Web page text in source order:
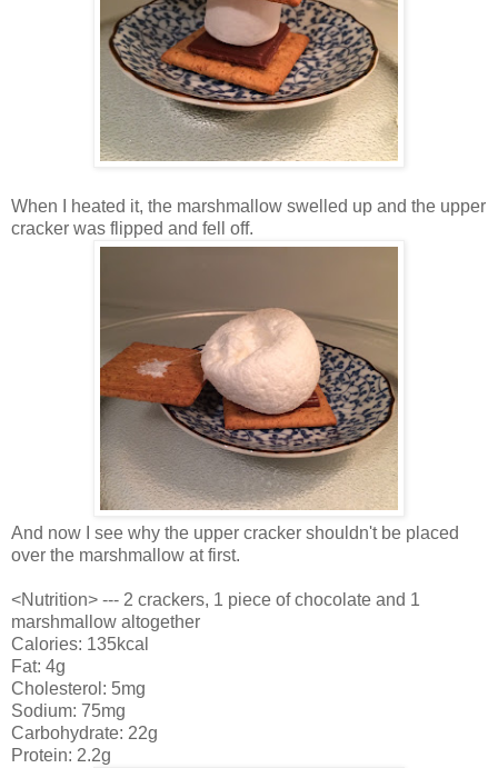
When I heated it, the marshmallow swelled up and the upper
cracker was flipped and fell off.
And now I see why the upper cracker shouldn't be placed
over the marshmallow at first.
<Nutrition> --- 2 crackers, 1 piece of chocolate and 1
marshmallow altogether
Calories: 135kcal
Fat: 4g
Cholesterol: 5mg
Sodium: 75mg
Carbohydrate: 22g
Protein: 2.2g